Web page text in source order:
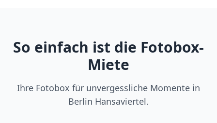
So einfach ist die Fotobox-
Miete
Ihre Fotobox für unvergessliche Momente in
Berlin Hansaviertel.